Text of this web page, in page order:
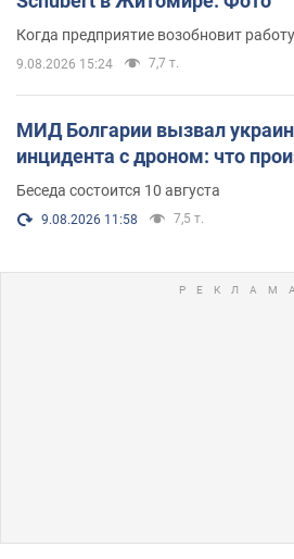
Когда предприятие возобновит
9.08.2026 15:24 7,7 т.
МИД Болгарии вызвал
инцидента с дроном: что
Беседа состоится 10 августа
9.08.2026 11:58 7,5 т.